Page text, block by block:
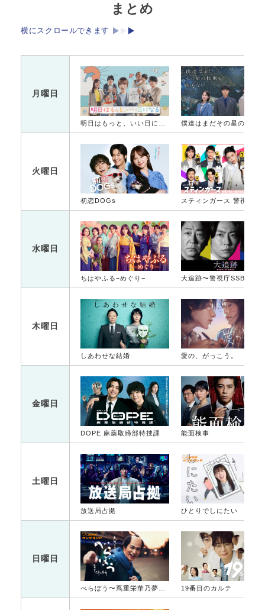
まとめ
横にスクロールできます
月曜日
火曜日
初恋DOGs
水曜日
ちはやふる−めぐり−
木曜日
しあわせな結婚 愛の、がっこう。
金曜日
DOPE 麻薬取締部特捜課 能面検事
土曜日
放送局占拠 ひとりでしにたい
日曜日
19番目のカルテ